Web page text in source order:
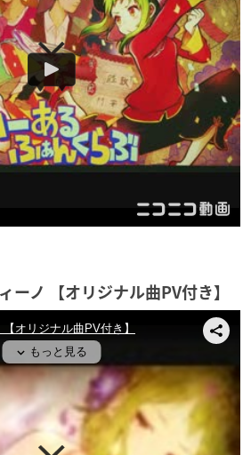
ーノ 【オリジナル曲PV付き】